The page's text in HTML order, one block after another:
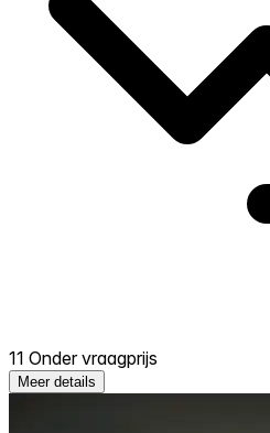
11 Onder vraagprijs
Meer details